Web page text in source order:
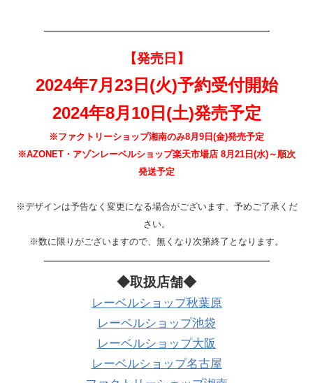
—————————————————
【発売日】
2024年7月23日(火)予約受付開始
2024年8月10日(土)発売予定
※ファクトリーショップ湘南のみ8月9日(金)発売予定
※AZONET・アゾンレーベルショップ楽天市場店 8月21日(水)～順次
発送予定
※デザインは予告なく変更になる場合がございます、予めご了承くだ
さい。
※数に限りがございますので、無くなり次第終了となります。
—————————————————
◆取扱店舗◆
レーベルショップ秋葉原
レーベルショップ池袋
レーベルショップ大阪
レーベルショップ名古屋